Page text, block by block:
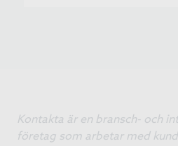
Kontakta är en bransch- och
företag som arbetar med